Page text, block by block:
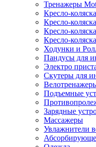
Тренажеры
Кресло-
Кресло-
Кресло-
Кресло-
Ходунки и
Пандусы для
Электро
Скутеры для
Подъемные
Зарядные
Массажеры
Увлажнители